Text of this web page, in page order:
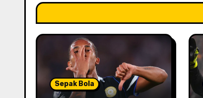
Sepak Bola